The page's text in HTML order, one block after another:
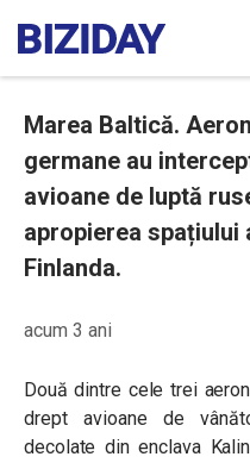
Marea Baltică.
germane au
avioane de luptă
apropierea spațiului
Finlanda.
acum 3 ani
Două dintre cele trei
drept avioane de
decolate din enclava